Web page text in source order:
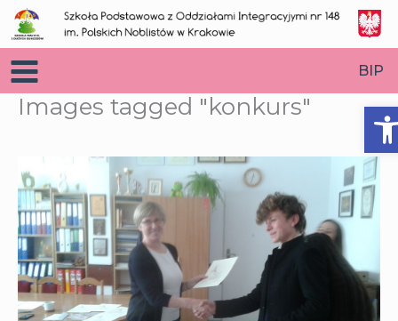
Przejdź
do
treści
BIP
Images tagged "konkurs"